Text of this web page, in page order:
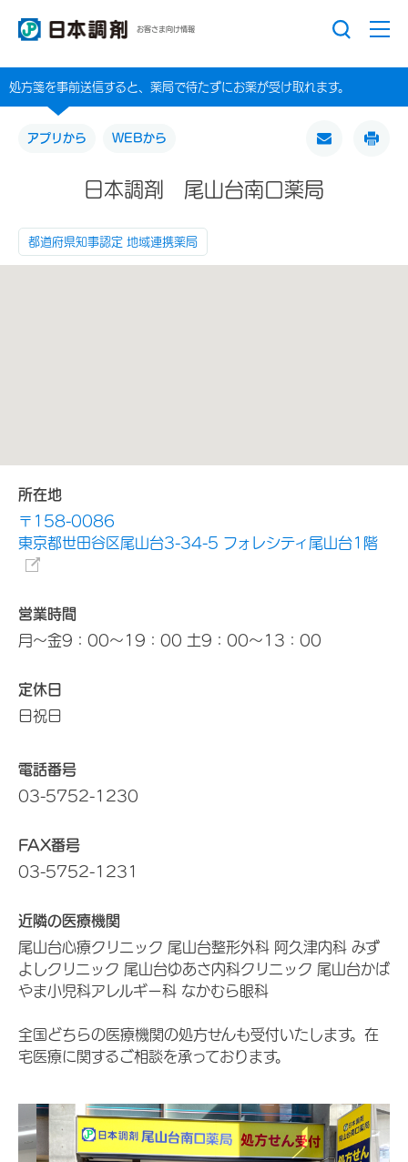
お客さま向け情報
処方箋を事前送信すると、薬局で待たずにお薬が受け取れます。
アプリから WEBから
日本調剤 尾山台南口薬局
都道府県知事認定 地域連携薬局
所在地
〒158-0086
東京都世田谷区尾山台3-34-5 フォレシティ尾山台1階
営業時間
月～金9：00～19：00 土9：00～13：00
定休日
日祝日
電話番号
03-5752-1230
FAX番号
03-5752-1231
近隣の医療機関
尾山台心療クリニック 尾山台整形外科 阿久津内科 みず
よしクリニック 尾山台ゆあさ内科クリニック 尾山台かば
やま小児科アレルギー科 なかむら眼科
全国どちらの医療機関の処方せんも受付いたします。在
宅医療に関するご相談を承っております。